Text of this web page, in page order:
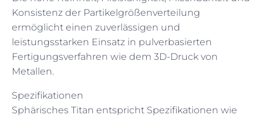
Konsistenz der Partikelgrößenverteilung
ermöglicht einen zuverlässigen und
leistungsstarken Einsatz in pulverbasierten
Fertigungsverfahren wie dem 3D-Druck von
Metallen.
Spezifikationen
Sphärisches Titan entspricht Spezifikationen wie